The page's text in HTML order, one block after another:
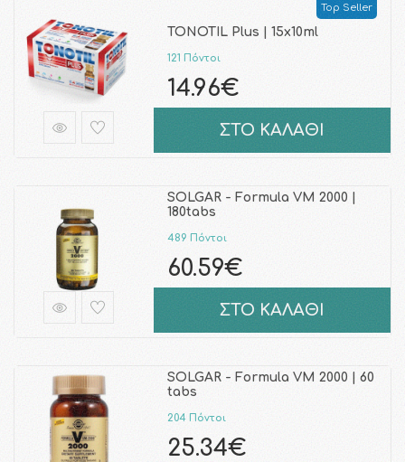
Top Seller
TONOTIL Plus | 15x10ml
121 Πόντοι
14.96€
ΣΤΟ ΚΑΛΑΘΙ
SOLGAR - Formula VM 2000 |
180tabs
489 Πόντοι
60.59€
ΣΤΟ ΚΑΛΑΘΙ
SOLGAR - Formula VM 2000 | 60
tabs
204 Πόντοι
25.34€